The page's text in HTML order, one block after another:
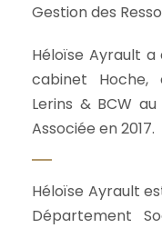
Gestion des
Héloïse Ayrault
cabinet Hoche,
Lerins & BCW
Associée en 2017.
Héloïse Ayrault
Département